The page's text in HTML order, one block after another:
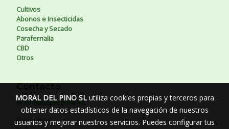
Cultivos
Abonos e Insecticidas
Cosecha y Secado
Parafernalia
CBD
Otros
Contacto
✉ info@supergrow.es
Aviso legal
MORAL DEL PINO SLutiliza cookies propias y terceros para
obtener datos estadísticos de la navegación de nuestros
usuarios y mejorar nuestros servicios. Puedes configurar tus